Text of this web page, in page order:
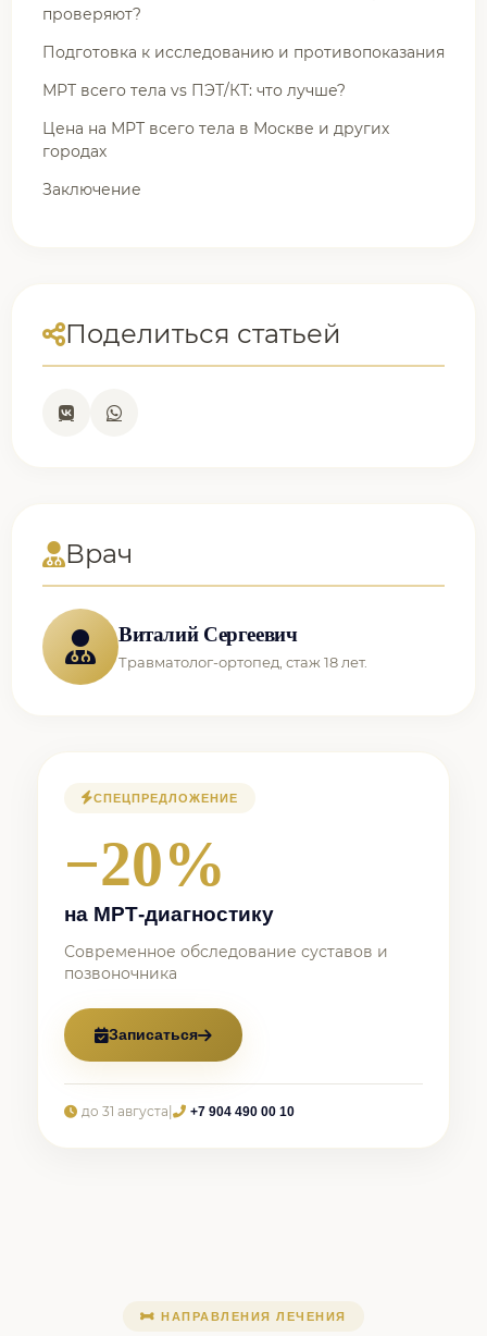
проверяют?
Подготовка к исследованию и противопоказания
МРТ всего тела vs ПЭТ/КТ: что лучше?
Цена на МРТ всего тела в Москве и других
городах
Заключение
Поделиться статьей
Врач
Виталий Сергеевич
Травматолог-ортопед, стаж 18 лет.
СПЕЦПРЕДЛОЖЕНИЕ
−20%
на МРТ-диагностику
Современное обследование суставов и
позвоночника
Записаться
до 31 августа +7 904 490 00 10
НАПРАВЛЕНИЯ ЛЕЧЕНИЯ